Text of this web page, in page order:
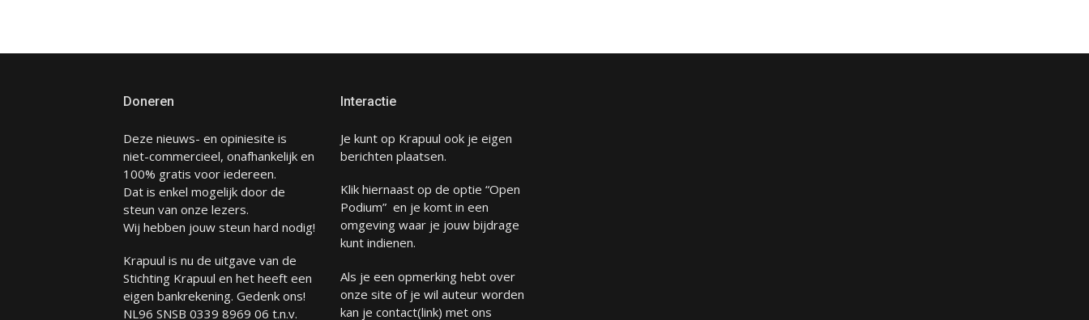
Doneren
Deze nieuws- en opiniesite is
niet-commercieel, onafhankelijk en
100% gratis voor iedereen.
Dat is enkel mogelijk door de
steun van onze lezers.
Wij hebben jouw steun hard nodig!
Krapuul is nu de uitgave van de
Stichting Krapuul en het heeft een
eigen bankrekening. Gedenk ons!
NL96 SNSB 0339 8969 06 t.n.v.
Interactie
Je kunt op Krapuul ook je eigen
berichten plaatsen.
Klik hiernaast op de optie “Open
Podium” en je komt in een
omgeving waar je jouw bijdrage
kunt indienen.
Als je een opmerking hebt over
onze site of je wil auteur worden
kan je contact(link) met ons